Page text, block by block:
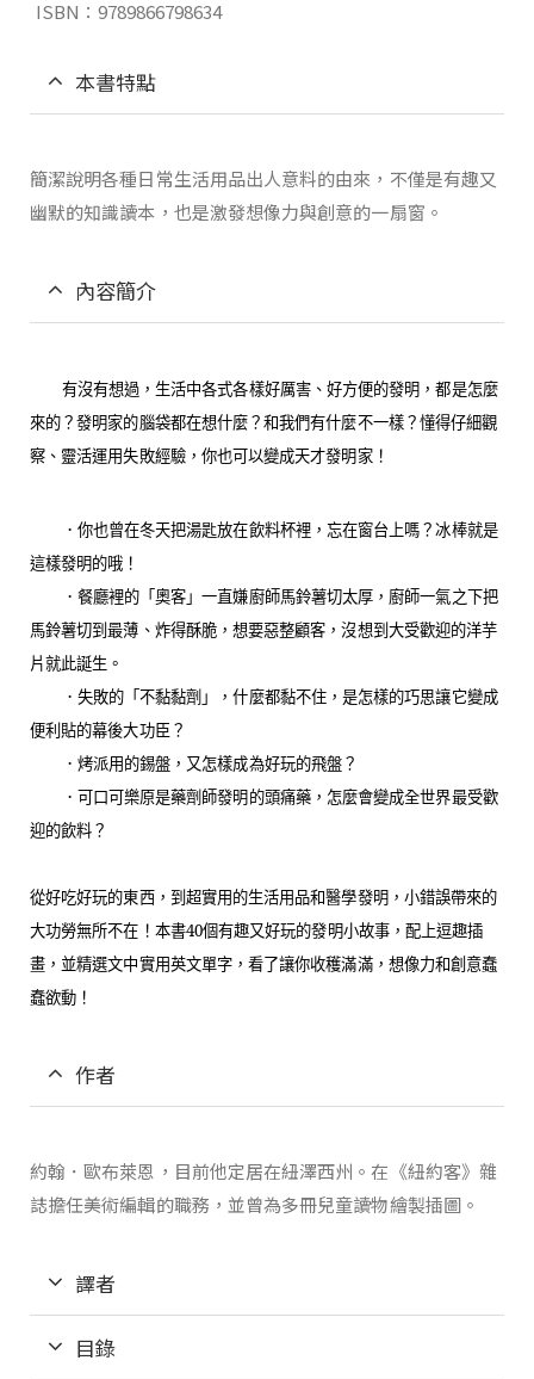
ISBN：9789866798634
本書特點
簡潔說明各種日常生活用品出人意料的由來，不僅是有趣又
幽默的知識讀本，也是激發想像力與創意的一扇窗。
內容簡介
有沒有想過，生活中各式各樣好厲害、好方便的發明，都是怎麼
來的？發明家的腦袋都在想什麼？和我們有什麼不一樣？懂得仔細觀
察、靈活運用失敗經驗，你也可以變成天才發明家！
．你也曾在冬天把湯匙放在飲料杯裡，忘在窗台上嗎？冰棒就是
這樣發明的哦！
．餐廳裡的「奧客」一直嫌廚師馬鈴薯切太厚，廚師一氣之下把
馬鈴薯切到最薄、炸得酥脆，想要惡整顧客，沒想到大受歡迎的洋芋
片就此誕生。
．失敗的「不黏黏劑」，什麼都黏不住，是怎樣的巧思讓它變成
便利貼的幕後大功臣？
．烤派用的錫盤，又怎樣成為好玩的飛盤？
．可口可樂原是藥劑師發明的頭痛藥，怎麼會變成全世界最受歡
迎的飲料？
從好吃好玩的東西，到超實用的生活用品和醫學發明，小錯誤帶來的
大功勞無所不在！本書40個有趣又好玩的發明小故事，配上逗趣插
畫，並精選文中實用英文單字，看了讓你收穫滿滿，想像力和創意蠢
蠢欲動！
作者
約翰．歐布萊恩，目前他定居在紐澤西州。在《紐約客》雜
誌擔任美術編輯的職務，並曾為多冊兒童讀物繪製插圖。
譯者
目錄